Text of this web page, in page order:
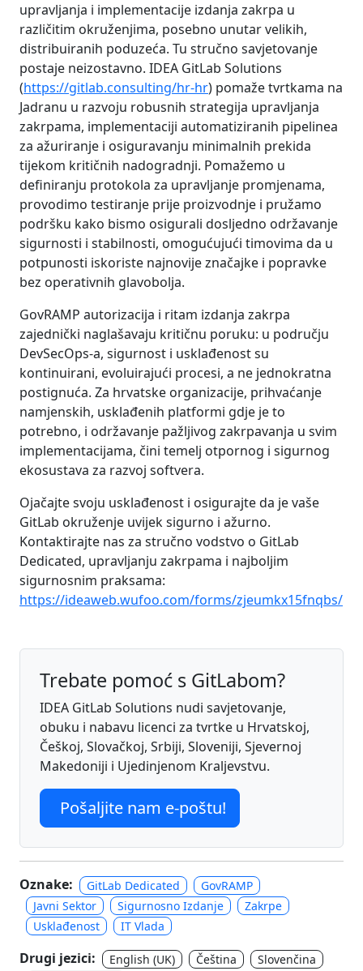
upravljanja i implementacije izdanja zakrpa u
različitim okruženjima, posebno unutar velikih,
distribuiranih poduzeća. Tu stručno savjetovanje
postaje neizostavno. IDEA GitLab Solutions
(https://gitlab.consulting/hr-hr) pomaže tvrtkama na
Jadranu u razvoju robusnih strategija upravljanja
zakrpama, implementaciji automatiziranih pipelinea
za ažuriranje i osiguravanju minimalnih prekida
tijekom kritičnih nadogradnji. Pomažemo u
definiranju protokola za upravljanje promjenama,
provodimo testiranje prije proizvodnje i pružamo
podršku kako bismo osigurali dosljedno održavanje
sigurnosti i stabilnosti, omogućujući timovima da u
potpunosti iskoriste najnovije značajke i popravke
bez operativnih glavobolja.
GovRAMP autorizacija i ritam izdanja zakrpa
zajednički naglašavaju kritičnu poruku: u području
DevSecOps-a, sigurnost i usklađenost su
kontinuirani, evoluirajući procesi, a ne jednokratna
postignuća. Za hrvatske organizacije, prihvaćanje
namjenskih, usklađenih platformi gdje je to
potrebno, i održavanje pažljivog zakrpavanja u svim
implementacijama, čini temelj otpornog i sigurnog
ekosustava za razvoj softvera.
Ojačajte svoju usklađenost i osigurajte da je vaše
GitLab okruženje uvijek sigurno i ažurno.
Kontaktirajte nas za stručno vodstvo o GitLab
Dedicated, upravljanju zakrpama i najboljim
sigurnosnim praksama:
https://ideaweb.wufoo.com/forms/zjeumkx15fnqbs/
Trebate pomoć s GitLabom?
IDEA GitLab Solutions nudi savjetovanje,
obuku i nabavu licenci za tvrtke u Hrvatskoj,
Češkoj, Slovačkoj, Srbiji, Sloveniji, Sjevernoj
Makedoniji i Ujedinjenom Kraljevstvu.
Pošaljite nam e-poštu!
Oznake: GitLab Dedicated
GovRAMP
Javni Sektor
Sigurnosno Izdanje
Zakrpe
Usklađenost
IT Vlada
Drugi jezici: English (UK) Čeština
Slovenčina